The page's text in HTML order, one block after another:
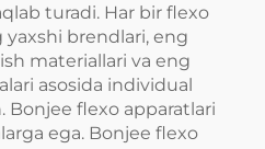
turadi. Har bir flexo
brendlari, eng
materiallari va eng
asosida individual
Bonjee flexo apparatlari
ega. Bonjee flexo